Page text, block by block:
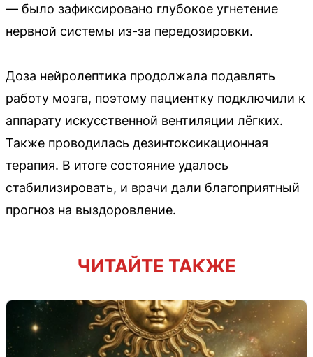
— было зафиксировано глубокое угнетение
нервной системы из-за передозировки.
Доза нейролептика продолжала подавлять
работу мозга, поэтому пациентку подключили к
аппарату искусственной вентиляции лёгких.
Также проводилась дезинтоксикационная
терапия. В итоге состояние удалось
стабилизировать, и врачи дали благоприятный
прогноз на выздоровление.
ЧИТАЙТЕ ТАКЖЕ